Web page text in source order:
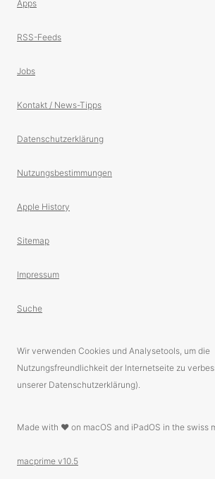
Apps
RSS-Feeds
Jobs
Kontakt / News-Tipps
Datenschutzerklärung
Nutzungsbestimmungen
Apple History
Sitemap
Impressum
Suche
Wir verwenden Cookies und Analysetools, um die
Nutzungsfreundlichkeit der Internetseite zu
unserer Datenschutzerklärung).
Made with ❤️ on macOS and iPadOS in the
macprime v10.5